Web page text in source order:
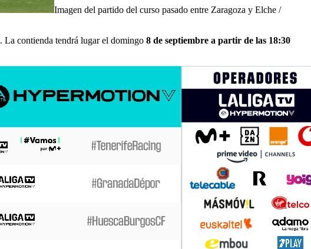
Imagen del partido del curso pasado entre Zaragoza y Elche /
. La contienda tendrá lugar el domingo 8 de septiembre a partir de las 18:30